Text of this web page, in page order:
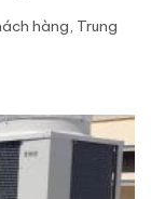
hàng, Trung